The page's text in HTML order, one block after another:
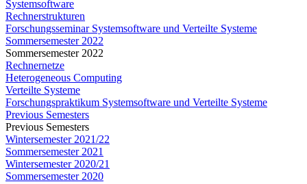
Systemsoftware
Rechnerstrukturen
Forschungsseminar Systemsoftware und Verteilte Systeme
Sommersemester 2022
Sommersemester 2022
Rechnernetze
Heterogeneous Computing
Verteilte Systeme
Forschungspraktikum Systemsoftware und Verteilte Systeme
Previous Semesters
Previous Semesters
Wintersemester 2021/22
Sommersemester 2021
Wintersemester 2020/21
Sommersemester 2020